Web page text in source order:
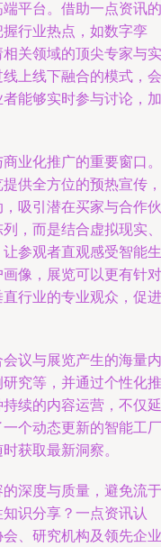
平台。借助一点资讯的
行业热点，如数字孪
关领域的顶尖专家与实
上线下融合的模式，会
能够实时参与讨论，加
业化推广的重要窗口。
供全方位的预热宣传，
吸引潜在买家与合作伙
，而是结合虚拟现实、
参观者直观感受智能生
像，展览可以更有针对
行业的专业观众，促进
议与展览产生的海量内
究等，并通过个性化推
续的内容运营，不仅延
个动态更新的智能工厂
获取最新洞察。
深度与质量，避免流于
识分享？一点资讯认
、研究机构及领先企业